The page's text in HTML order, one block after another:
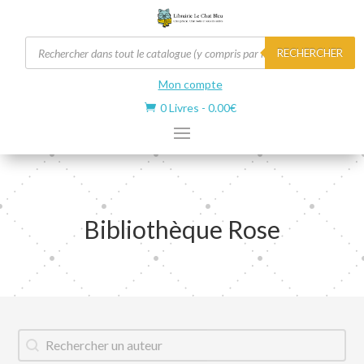
Recherche
de
produits
RECHERCHER
Mon compte
 0 Livres - 0.00€
Bibliothèque Rose
Auteur
Rechercher